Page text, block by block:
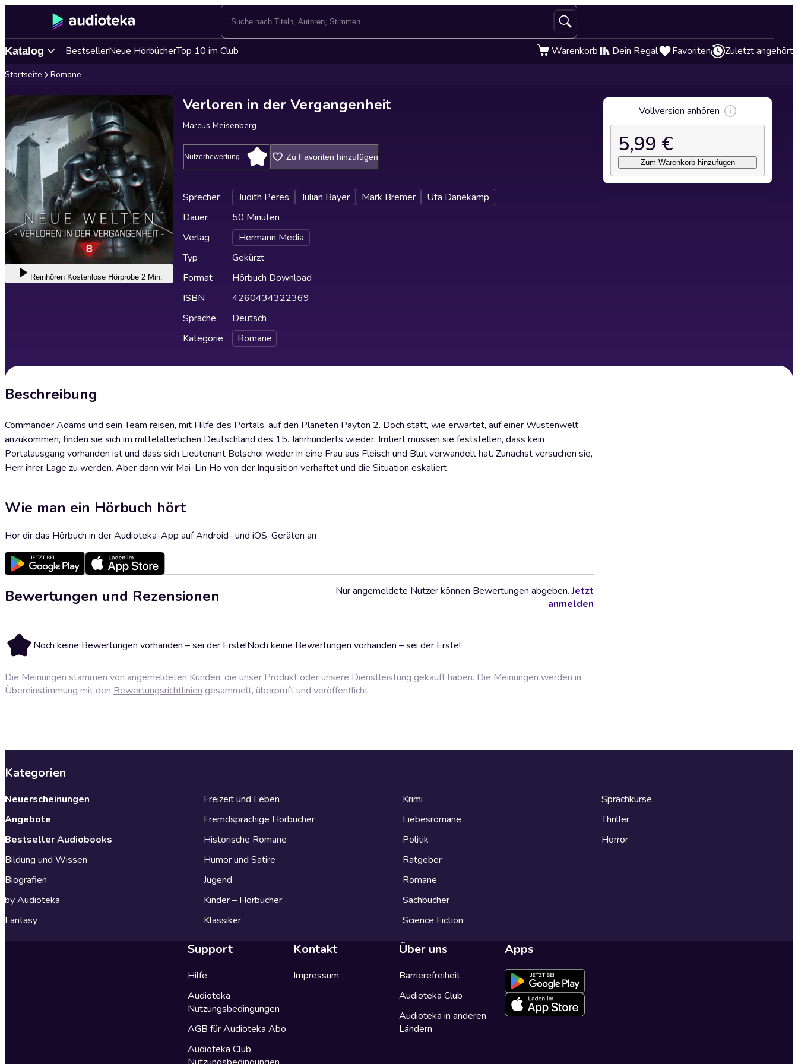
Katalog BestsellerNeue HörbücherTop 10 im Club Warenkorb Dein Regal Favoriten Zuletzt angehört
Startseite Romane
Reinhören Kostenlose Hörprobe 2 Min.
Verloren in der Vergangenheit
Marcus Meisenberg
Nutzerbewertung Zu Favoriten hinzufügen
Sprecher Judith Peres Julian Bayer Mark Bremer
Uta Dänekamp
Dauer
50 Minuten
Verlag
Hermann Media
Typ
Gekürzt
Format
Hörbuch Download
ISBN
4260434322369
Sprache
Deutsch
Kategorie
Romane
Beschreibung
Commander Adams und sein Team reisen, mit Hilfe des Portals, auf den Planeten Payton 2. Doch statt, wie erwartet, auf einer Wüstenwelt
anzukommen, finden sie sich im mittelalterlichen Deutschland des 15. Jahrhunderts wieder. Irritiert müssen sie feststellen, dass kein
Portalausgang vorhanden ist und dass sich Lieutenant Bolschoi wieder in eine Frau aus Fleisch und Blut verwandelt hat. Zunächst versuchen sie,
Herr ihrer Lage zu werden. Aber dann wir Mai-Lin Ho von der Inquisition verhaftet und die Situation eskaliert.
Wie man ein Hörbuch hört
Hör dir das Hörbuch in der Audioteka-App auf Android- und iOS-Geräten an
Bewertungen und Rezensionen
Noch keine Bewertungen vorhanden – sei der Erste!Noch keine Bewertungen vorhanden – sei der Erste!
Nur angemeldete Nutzer können Bewertungen abgeben.Jetzt
anmelden
Die Meinungen stammen von angemeldeten Kunden, die unser Produkt oder unsere Dienstleistung gekauft haben. Die Meinungen werden in
Übereinstimmung mit den Bewertungsrichtlinien gesammelt, überprüft und veröffentlicht.
Vollversion anhören
5,99 €
Zum Warenkorb hinzufügen
Kategorien
Neuerscheinungen
Angebote
Bestseller Audiobooks
Bildung und Wissen
Biografien
by Audioteka
Fantasy
Freizeit und Leben
Fremdsprachige Hörbücher
Historische Romane
Humor und Satire
Jugend
Kinder – Hörbücher
Klassiker
Krimi
Liebesromane
Politik
Ratgeber
Romane
Sachbücher
Science Fiction
Sprachkurse
Thriller
Horror
Support
Hilfe
Audioteka
Nutzungsbedingungen
AGB für Audioteka Abo
Audioteka Club
Kontakt
Impressum
Über uns
Barrierefreiheit
Audioteka Club
Audioteka in anderen
Ländern
Apps